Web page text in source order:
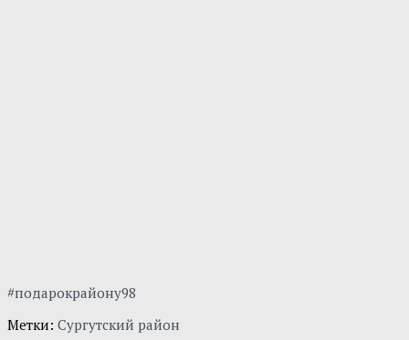
#подарокрайону98
Метки: Сургутский район